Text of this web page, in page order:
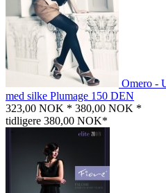
Omero -
med silke Plumage 150 DEN
323,00 NOK * 380,00 NOK *
tidligere 380,00 NOK*